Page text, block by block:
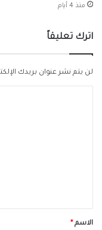
منذ 4 أيام
اترك تعليقاً
لن يتم نشر عنوان بريدك
*الاسم*